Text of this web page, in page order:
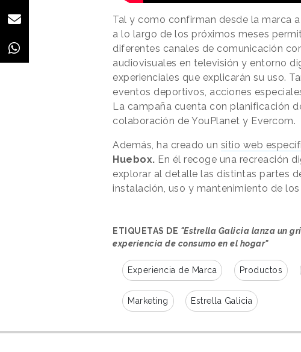
Tal y como confirman desde la marca a
a lo largo de los próximos meses
diferentes canales de comunicación
audiovisuales en televisión y entorno
experienciales que explicarán su uso.
eventos deportivos, acciones
La campaña cuenta con planificación
colaboración de YouPlanet y Evercom.
Además, ha creado un sitio web
Huebox. En él recoge una recreación
explorar al detalle las distintas partes
instalación, uso y mantenimiento de
ETIQUETAS DE "Estrella Galicia lanza un
experiencia de consumo en el hogar"
Experiencia de Marca Productos
Marketing Estrella Galicia